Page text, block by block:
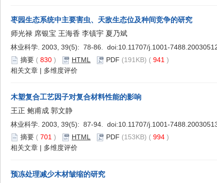
枣园生态系统中主要害虫、天敌生态位及种间竞争的研究
师光禄 席银宝 王海香 李镇宇 夏乃斌
林业科学. 2003, 39(5): 78-86. doi:10.11707/j.1001-
摘要 ( 830 ) HTML PDF (191KB) ( 941 )
相关文章 | 多维度评价
木塑复合工艺因子对复合材料性能的影响
王正 鲍甫成 郭文静
林业科学. 2003, 39(5): 87-94. doi:10.11707/j.1001-
摘要 ( 701 ) HTML PDF (153KB) ( 994 )
相关文章 | 多维度评价
预冻处理减少木材皱缩的研究